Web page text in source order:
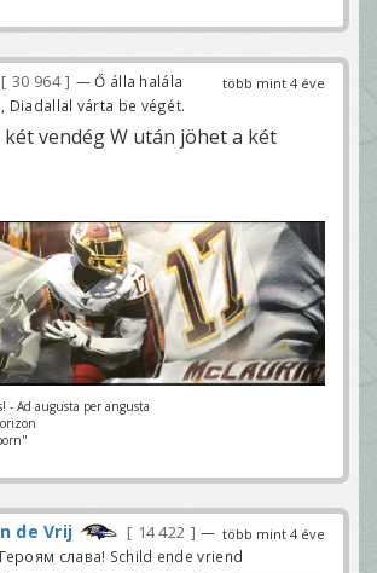
több mint 4 éve
30 964
— Ő álla halála
Diadallal várta be végét.
vendég W után jöhet a két
- Ad augusta per angusta
több mint 4 éve
de Vrij 14 422
—
Героям слава! Schild ende vriend